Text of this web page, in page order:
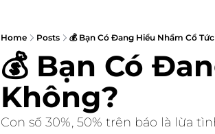
Home Posts 💰 Bạn Có Đang Hiểu Nhầm Cổ
💰 Bạn Có
Không?
Con số 30%, 50% trên báo là lừa